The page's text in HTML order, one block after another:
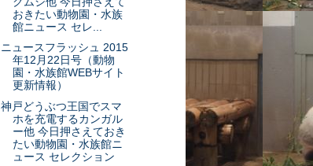
おきたい動物園・水族
館ニュース セレ...
ニュースフラッシュ 2015
年12月22日号（動物
園・水族館WEBサイト
更新情報）
神戸どうぶつ王国でスマ
ホを充電するカンガル
ー他 今日押さえておき
たい動物園・水族館ニ
ュース セレクション